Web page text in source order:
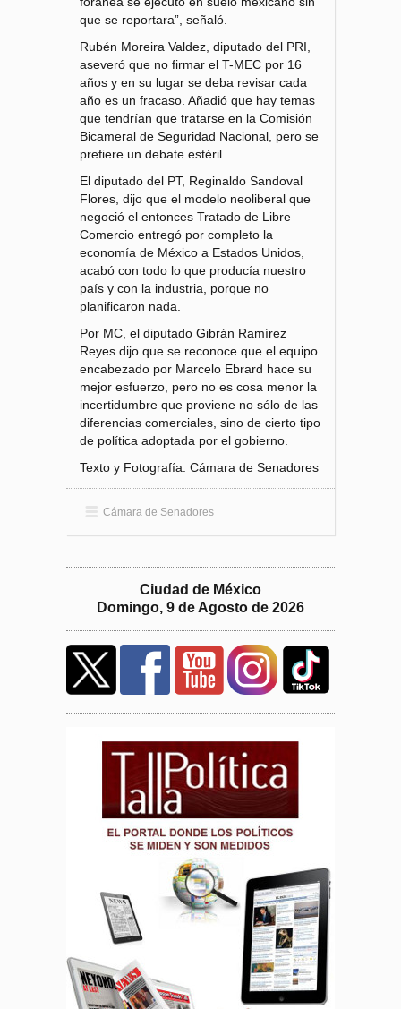
que se reportara”, señaló.
Rubén Moreira Valdez, diputado del PRI,
aseveró que no firmar el T-MEC por 16
años y en su lugar se deba revisar cada
año es un fracaso. Añadió que hay temas
que tendrían que tratarse en la Comisión
Bicameral de Seguridad Nacional, pero se
prefiere un debate estéril.
El diputado del PT, Reginaldo Sandoval
Flores, dijo que el modelo neoliberal que
negoció el entonces Tratado de Libre
Comercio entregó por completo la
economía de México a Estados Unidos,
acabó con todo lo que producía nuestro
país y con la industria, porque no
planificaron nada.
Por MC, el diputado Gibrán Ramírez
Reyes dijo que se reconoce que el equipo
encabezado por Marcelo Ebrard hace su
mejor esfuerzo, pero no es cosa menor la
incertidumbre que proviene no sólo de las
diferencias comerciales, sino de cierto tipo
de política adoptada por el gobierno.
Texto y Fotografía: Cámara de Senadores
Cámara de Senadores
Ciudad de México
Domingo, 9 de Agosto de 2026